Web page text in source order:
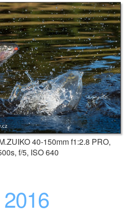
40-150mm f1:2.8 PRO,
f/5, ISO 640